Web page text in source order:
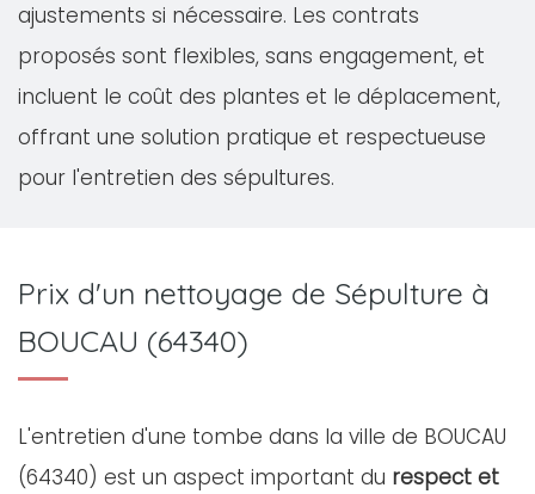
ajustements si nécessaire. Les contrats
proposés sont flexibles, sans engagement, et
incluent le coût des plantes et le déplacement,
offrant une solution pratique et respectueuse
pour l'entretien des sépultures.
Prix d'un nettoyage de Sépulture à
BOUCAU (64340)
L'entretien d'une tombe dans la ville de BOUCAU
(64340) est un aspect important du respect et